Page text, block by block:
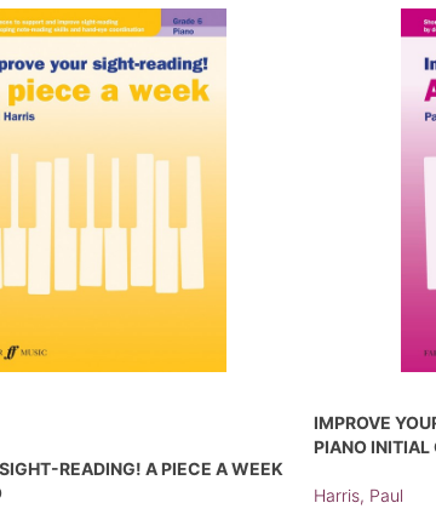
READING! A PIECE A WEEK
IMPROVE
PIANO INITIAL
Harris, Paul